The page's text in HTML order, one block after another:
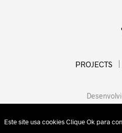
PROJECTS
Este site usa cookies Clique Ok para